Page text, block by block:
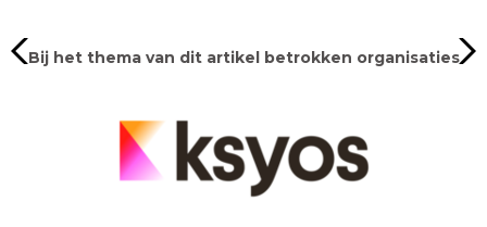
Bij het thema van dit artikel betrokken organisaties